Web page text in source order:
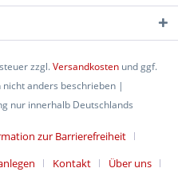
zzgl.Versandkosten und ggf.
anders beschrieben |
nur innerhalb Deutschlands
zur Barrierefreiheit
Kontakt
Über uns